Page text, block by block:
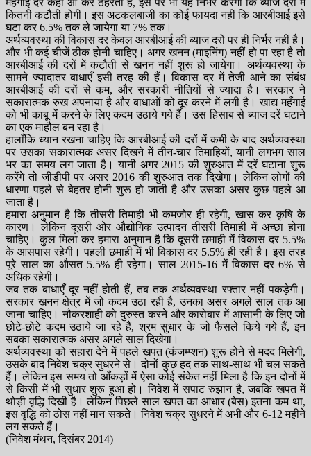
महँगाई दर कहाँ आ कर ठहरती है, इस पर भी यह निर्भर करेगा कि ब्याज दरों में
कितनी कटौती होगी। इस अटकलबाजी का कोई फायदा नहीं कि आरबीआई इसे
घटा कर 6.5% तक ले जायेगा या 7% तक।
अर्थव्यवस्था की विकास दर केवल आरबीआई की ब्याज दरों पर ही निर्भर नहीं है।
और भी कई चीजें ठीक होनी चाहिए। अगर खनन (माइनिंग) नहीं हो पा रहा है तो
आरबीआई की दरों में कटौती से खनन नहीं शुरू हो जायेगा। अर्थव्यवस्था के
सामने ज्यादातर बाधाएँ इसी तरह की हैं। विकास दर में तेजी आने का संबंध
आरबीआई की दरों से कम, और सरकारी नीतियों से ज्यादा है। सरकार ने
सकारात्मक रुख अपनाया है और बाधाओं को दूर करने में लगी है। खाद्य महँगाई
को भी काबू में करने के लिए कदम उठाये गये हैं। उस हिसाब से ब्याज दरें घटाने
का एक माहौल बन रहा है।
हालाँकि ध्यान रखना चाहिए कि आरबीआई की दरों में कमी के बाद अर्थव्यवस्था
पर उसका सकारात्मक असर दिखने में तीन-चार तिमाहियों, यानी लगभग साल
भर का समय लग जाता है। यानी अगर 2015 की शुरुआत में दरें घटाना शुरू
करेंगे तो जीडीपी पर असर 2016 की शुरुआत तक दिखेगा। लेकिन लोगों की
धारणा पहले से बेहतर होनी शुरू हो जाती है और उसका असर कुछ पहले आ
जाता है।
हमारा अनुमान है कि तीसरी तिमाही भी कमजोर ही रहेगी, खास कर कृषि के
कारण। लेकिन दूसरी ओर औद्योगिक उत्पादन तीसरी तिमाही में अच्छा होना
चाहिए। कुल मिला कर हमारा अनुमान है कि दूसरी छमाही में विकास दर 5.5%
के आसपास रहेगी। पहली छमाही में भी विकास दर 5.5% ही रही है। इस तरह
पूरे साल का औसत 5.5% ही रहेगा। साल 2015-16 में विकास दर 6% से
अधिक रहेगी।
जब तक बाधाएँ दूर नहीं होती हैं, तब तक अर्थव्यवस्था रफ्तार नहीं पकड़ेगी।
सरकार खनन क्षेत्र में जो कदम उठा रही है, उनका असर अगले साल तक आ
जाना चाहिए। नौकरशाही को दुरुस्त करने और कारोबार में आसानी के लिए जो
छोटे-छोटे कदम उठाये जा रहे हैं, श्रम सुधार के जो फैसले किये गये हैं, इन
सबका सकारात्मक असर अगले साल दिखेगा।
अर्थव्यवस्था को सहारा देने में पहले खपत (कंजम्प्शन) शुरू होने से मदद मिलेगी,
उसके बाद निवेश चक्र सुधरने से। दोनों कुछ हद तक साथ-साथ भी चल सकते
हैं। लेकिन इस समय तो आँकड़ों में ऐसा कोई संकेत नहीं मिला है कि इन दोनों में
से किसी में भी सुधार शुरू हुआ हो। निवेश में सपाट रुझान है, जबकि खपत में
थोड़ी वृद्धि दिखी है। लेकिन पिछले साल खपत का आधार (बेस) इतना कम था,
इस वृद्धि को ठोस नहीं मान सकते। निवेश चक्र सुधरने में अभी और 6-12 महीने
लग सकते हैं।
(निवेश मंथन, दिसंबर 2014)